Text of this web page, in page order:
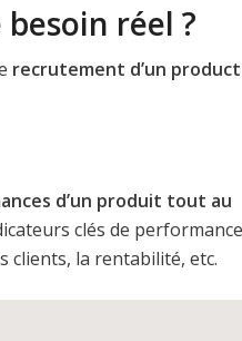
réel ?
recrutement d’un product
d’un produit tout au
clés de performance
clients, la rentabilité, etc.